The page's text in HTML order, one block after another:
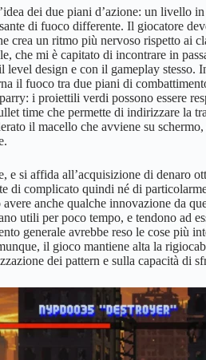
dei due piani d’azione: un livello
di fuoco differente. Il giocatore
crea un ritmo più nervoso rispetto ai
che mi è capitato di incontrare in
design e con il gameplay stesso.
il fuoco tra due piani di
i proiettili verdi possono essere
time che permette di indirizzare la
il macello che avviene su
e si affida all’acquisizione di denaro
di complicato quindi né di
anche qualche innovazione da
utili per poco tempo, e tendono ad
generale avrebbe reso le cose più
il gioco mantiene alta la
dei pattern e sulla capacità di